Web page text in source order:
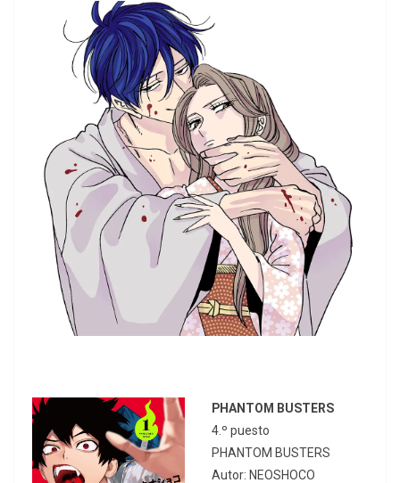
PHANTOM BUSTERS
4.º puesto
PHANTOM BUSTERS
Autor: NEOSHOCO